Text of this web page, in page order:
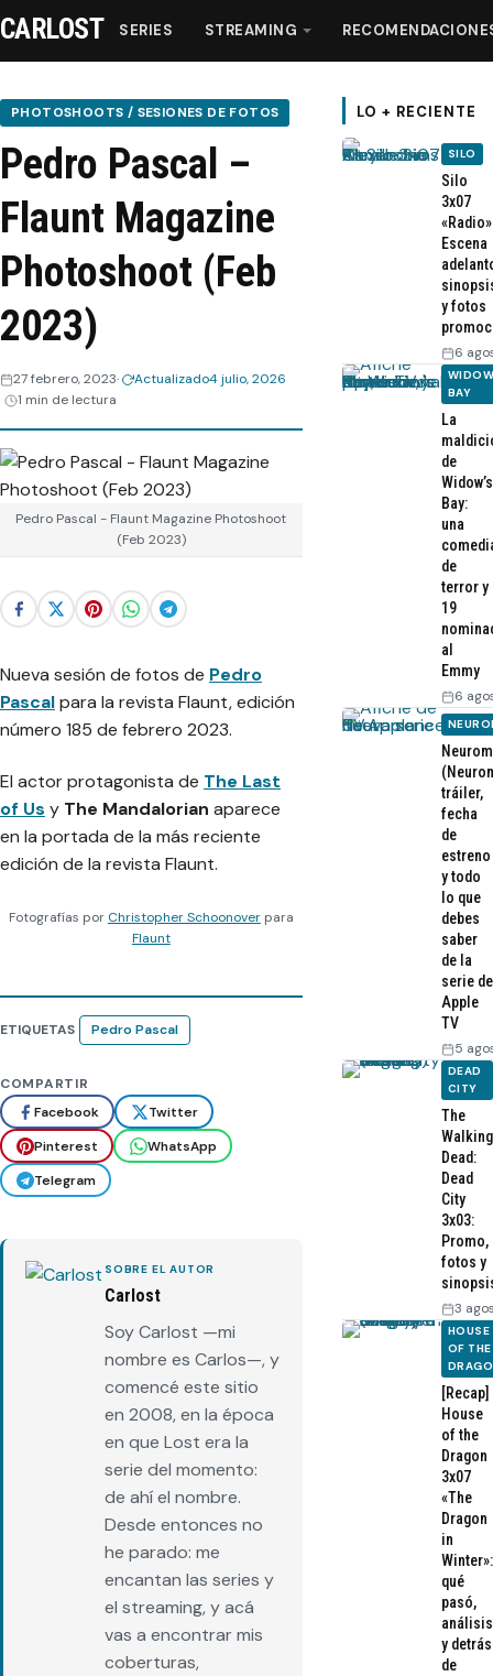
Series
Streaming
Recomendaciones
Webisodios
CARLOST SERIES STREAMING
PHOTOSHOOTS / SESIONES DE FOTOS
Pedro Pascal –
Flaunt Magazine
Photoshoot (Feb
2023)
27 febrero, 2023 Actualizado4 julio, 2026
1 min de lectura
Pedro Pascal - Flaunt Magazine Photoshoot
(Feb 2023)
Nueva sesión de fotos de Pedro
Pascalpara la revista Flaunt, edición
número 185 de febrero 2023.
El actor protagonista de The Last
of Us y The Mandalorian aparece
en la portada de la más reciente
edición de la revista Flaunt.
Fotografías por Christopher Schoonoverpara
Flaunt
ETIQUETAS Pedro Pascal
COMPARTIR
Facebook
Twitter
Pinterest
WhatsApp
Telegram
SOBRE EL AUTOR
Carlost
Soy Carlost —mi
nombre es Carlos—, y
comencé este sitio
en 2008, en la época
en que Lost era la
serie del momento:
de ahí el nombre.
Desde entonces no
he parado: me
encantan las series y
el streaming, y acá
vas a encontrar mis
coberturas,
LO + RECIENTE
SILO
Silo
3x07
Escena
y fotos
6
BAY
La
de
Widow’s
Bay:
una
de
terror y
19
al
Emmy
6
tráiler,
fecha
de
estreno
y todo
lo que
debes
saber
de la
serie de
Apple
TV
5
DEAD
CITY
The
Walking
Dead:
Dead
City
3x03:
Promo,
fotos y
3
HOUSE
OF THE
[Recap]
House
of the
Dragon
3x07
«The
Dragon
in
Winter»:
qué
pasó,
análisis
y detrás
de